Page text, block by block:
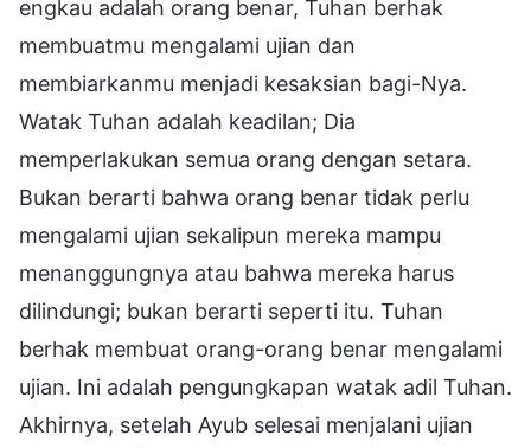
engkau adalah orang benar, Tuhan berhak
membuatmu mengalami ujian dan
membiarkanmu menjadi kesaksian bagi-Nya.
Watak Tuhan adalah keadilan; Dia
memperlakukan semua orang dengan setara.
Bukan berarti bahwa orang benar tidak perlu
mengalami ujian sekalipun mereka mampu
menanggungnya atau bahwa mereka harus
dilindungi; bukan berarti seperti itu. Tuhan
berhak membuat orang-orang benar mengalami
ujian. Ini adalah pengungkapan watak adil Tuhan.
Akhirnya, setelah Ayub selesai menjalani ujian